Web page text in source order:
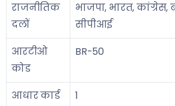
राजनीतिक
दलों
भाजपा, भारत,
सीपीआई
आरटीओ
कोड
BR-50
आधार कार्ड
1